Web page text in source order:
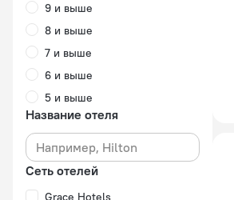
9 и выше
8 и выше
7 и выше
6 и выше
5 и выше
Название отеля
Сеть отелей
Grace Hotels